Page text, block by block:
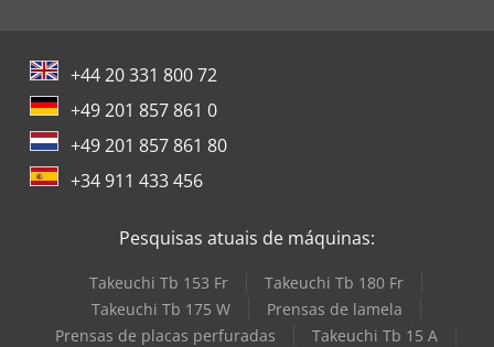
+44 20 331 800 72
+49 201 857 861 0
+49 201 857 861 80
+34 911 433 456
Pesquisas atuais de máquinas:
Takeuchi Tb 153 Fr
Takeuchi Tb 180 Fr
Takeuchi Tb 175 W
Prensas de lamela
Prensas de placas perfuradas
Takeuchi Tb 15 A